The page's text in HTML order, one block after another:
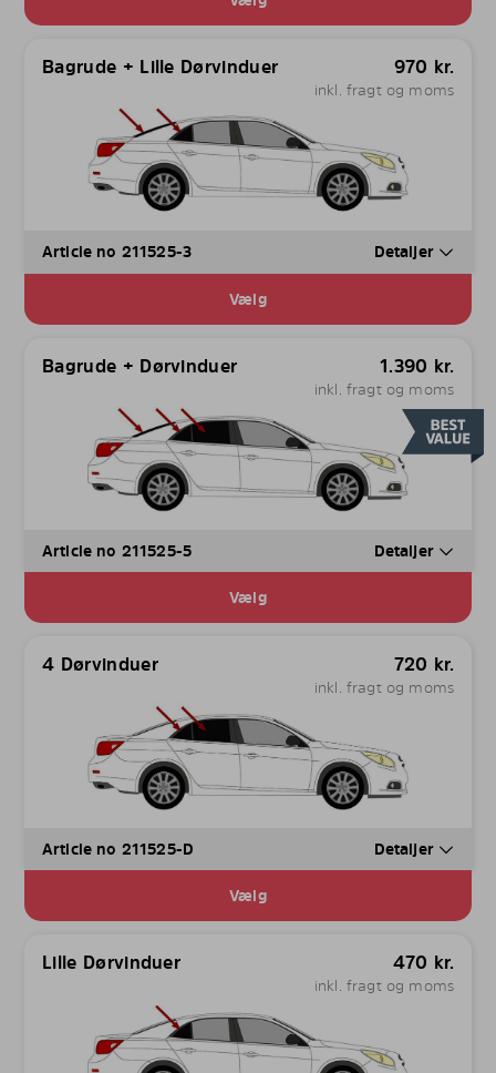
Bagrude + Lille Dørvinduer 970 kr.
inkl. fragt og moms
Article no 211525-3 Detaljer
Vælg
Bagrude + Dørvinduer 1.390 kr.
inkl. fragt og moms
Article no 211525-5 Detaljer
Vælg
4 Dørvinduer 720 kr.
inkl. fragt og moms
Article no 211525-D Detaljer
Vælg
Lille Dørvinduer 470 kr.
inkl. fragt og moms